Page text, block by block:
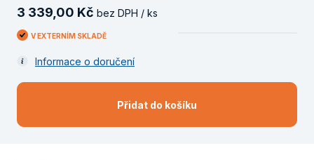
3 339 00 Kč bez DPH / ks
V EXTERNÍM SKLADĚ
Informace o doručení
Přidat do košíku